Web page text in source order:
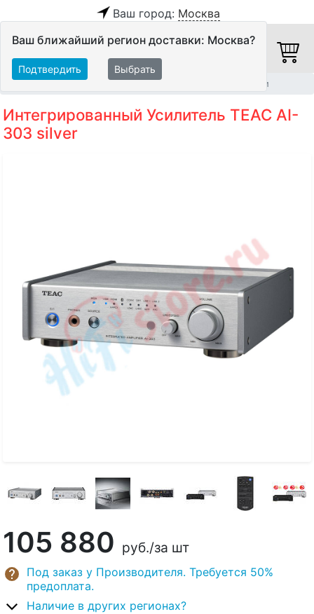
Ваш город: Москва
Ваш ближайший регион доставки: Москва?
Подтвердить Выбрать
Интегрированные усилители
Интегрированный Усилитель TEAC AI-
303 silver
105 880 руб./за шт
Под заказ у Производителя. Требуется 50%
предоплата.
Наличие в других регионах?